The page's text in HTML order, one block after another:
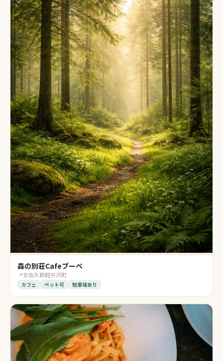
森の別荘Cafeブーベ
📍北佐久郡軽井沢町
カフェ ペット可 駐車場あり